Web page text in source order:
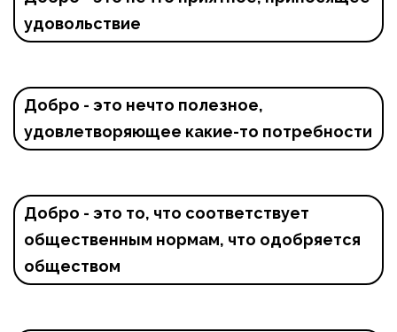
удовольствие
Добро - это нечто полезное,
удовлетворяющее какие-то потребности
Добро - это то, что соответствует
общественным нормам, что одобряется
обществом